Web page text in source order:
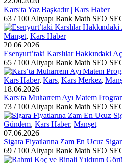
Kars’ta Yaz Başkadır | Kars Haber
63 / 100 Altyapı Rank Math SEO
Manşet, Kars Haber
20.06.2026
Esenyurt’taki Karslılar Hakkındaki
65 / 100 Altyapı Rank Math SEO
Kars Haber, Kars, Kars Merkez,
18.06.2026
Kars’ta Muharrem Ayı Matem
73 / 100 Altyapı Rank Math SEO
Gündem, Kars Haber, Manşet
07.06.2026
Sigara Fiyatlarına Zam En Ucuz
69 / 100 Altyapı Rank Math SEO